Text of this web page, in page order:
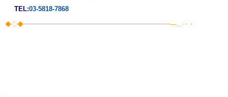
TEL:03-5818-7868
◆◇◆━━━━━━━━━━━━━━━━━━━━━━━━―…‥・